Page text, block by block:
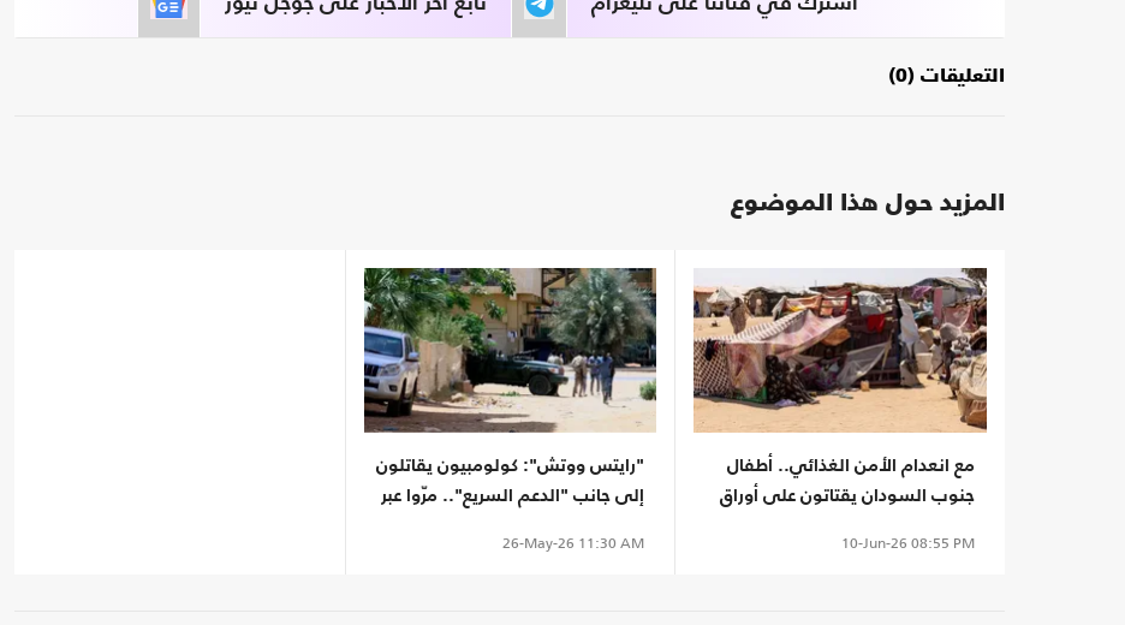
التعليقات (0)
المزيد حول هذا الموضوع
مع انعدام الأمن الغذائي.. أطفال
جنوب السودان يقتاتون على أوراق
10-Jun-26 08:55 PM
"رايتس ووتش": كولومبيون يقاتلون
إلى جانب "الدعم السريع".. مرّوا عبر
26-May-26 11:30 AM